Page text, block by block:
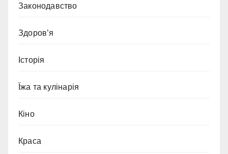
Законодавство
Здоров’я
Історія
Їжа та кулінарія
Кіно
Краса